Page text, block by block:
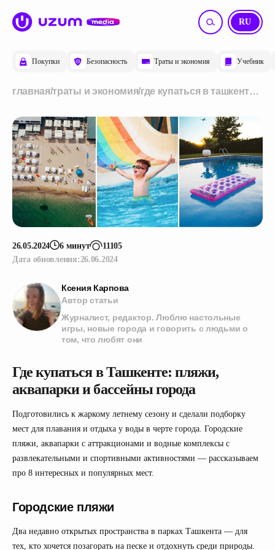
Покупки Безопасность Траты и экономия Учебник
RU
UZ
главная/траты и экономия/где купаться в ташкенте:
бассейны города
26.05.2024 6 минут
11105
Дата обновления: 26.06.2024
Где купаться в Ташкенте: пляжи,
аквапарки и бассейны города
Подготовились к жаркому летнему сезону и сделали подборку
мест для плавания и отдыха у воды в черте города. Городские
пляжи, аквапарки с аттракционами и водные комплексы с
развлекательными и спортивными активностями — рассказываем
про 8 интересных и популярных мест.
Городские пляжи
Два недавно открытых пространства в парках Ташкента — для
тех, кто хочется позагорать на песке и отдохнуть среди природы.
Ксения Карпова
Автор статьи
Журналист, редактор. Люблю настольные
игры, новые города и говорить с людьми о
том, что любят они
Больше выгоды с
Uzum Bank
Помогите нам стать
лучше – пройдите
начать